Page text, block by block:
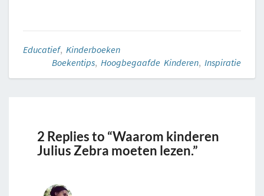
Educatief, Kinderboeken
Boekentips, Hoogbegaafde Kinderen, Inspiratie
2 Replies to “Waarom kinderen
Julius Zebra moeten lezen.”